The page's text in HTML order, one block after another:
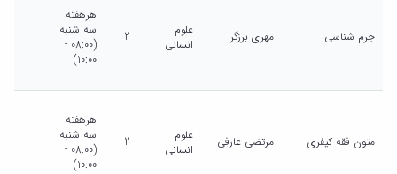
جرم شناسی مهری برزگر
علوم
انسانی
2
هرهفته
سه شنبه
(08:00 -
10:00)
متون فقه کیفری مرتضی عارفی
علوم
انسانی
2
هرهفته
سه شنبه
(08:00 -
10:00)